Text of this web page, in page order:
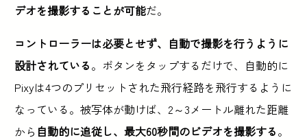
デオを撮影することが可能だ。
コントローラーは必要とせず、自動で撮影を行うように
設計されている。ボタンをタップするだけで、自動的に
Pixyは4つのプリセットされた飛行経路を飛行するように
なっている。被写体が動けば、2～3メートル離れた距離
から 自動的に追従し、最大60秒間のビデオを撮影する。